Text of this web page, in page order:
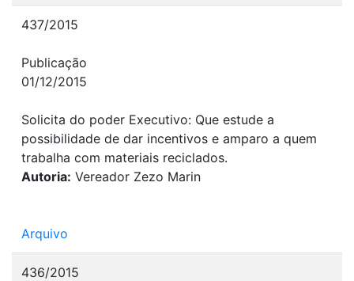
437/2015
Publicação
01/12/2015
Solicita do poder Executivo: Que estude a
possibilidade de dar incentivos e amparo a quem
trabalha com materiais reciclados.
Autoria: Vereador Zezo Marin
Arquivo
436/2015